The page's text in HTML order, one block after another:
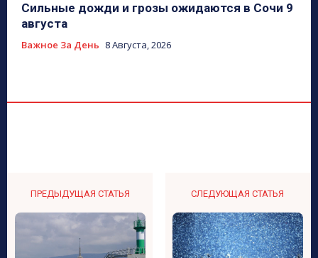
Сильные дожди и грозы ожидаются в Сочи 9
августа
Важное За День 8 Августа, 2026
ПРЕДЫДУЩАЯ СТАТЬЯ СЛЕДУЮЩАЯ СТАТЬЯ